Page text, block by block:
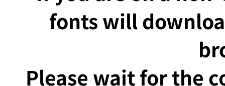
fonts will
Please wait for the